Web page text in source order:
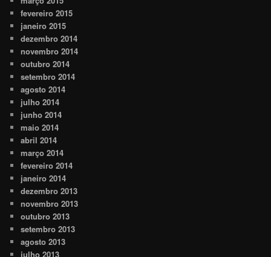
fevereiro 2015
janeiro 2015
dezembro 2014
novembro 2014
outubro 2014
setembro 2014
agosto 2014
julho 2014
junho 2014
maio 2014
abril 2014
março 2014
fevereiro 2014
janeiro 2014
dezembro 2013
novembro 2013
outubro 2013
setembro 2013
agosto 2013
julho 2013